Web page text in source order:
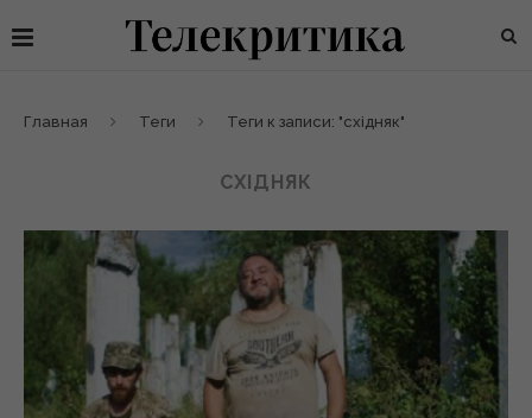
Главная Теги Теги к записи: "східняк"
СХІДНЯК